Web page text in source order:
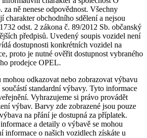
ně nenese odpovědnost. Všechny
charakter obchodního sdělení a nejsou
odst. 2 zákona č. 89/2012 Sb. občanský
předpisů. Uvedený soupis vozidel není
dostupnosti konkrétních vozidel na
proto je nutné ověřit dostupnost vybraného
prodejce OPEL.
odkazovat nebo zobrazovat výbavu
standardní výbavy. Tyto informace
Vyhrazujeme si právo provádět
výbav. Barvy zde zobrazené jsou pouze
na přání je dostupná za příplatek.
a detaily o výbavě se mohou
informace o našich vozidlech získáte u